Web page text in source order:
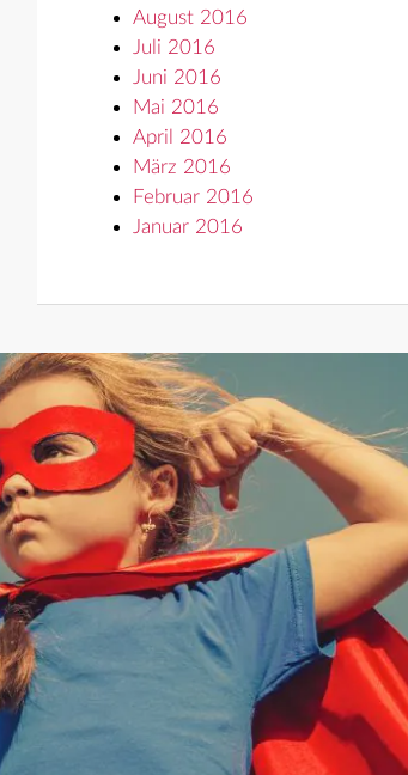
August 2016
Juli 2016
Juni 2016
Mai 2016
April 2016
März 2016
Februar 2016
Januar 2016